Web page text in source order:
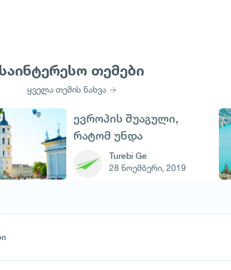
საინტერესო თემები
ყველა თემის ნახვა
ევროპის შუაგული,
რატომ უნდა
მოინახულოთ
ვილნიუსი
Turebi Ge
28 ნოემბერი, 2019